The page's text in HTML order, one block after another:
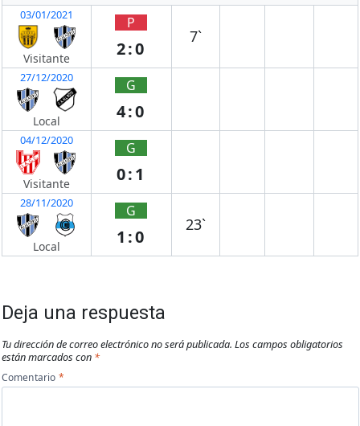
03/01/2021
Visitante
P
2:0
7`
27/12/2020
Local
G
4:0
04/12/2020
Visitante
G
0:1
28/11/2020
Local
G
1:0
23`
Deja una respuesta
Tu dirección de correo electrónico no será publicada. Los campos obligatorios
están marcados con *
Comentario *